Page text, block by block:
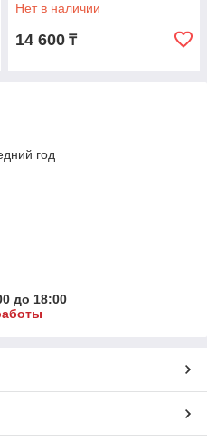
Нет в наличии
14 600 ₸
год
до 18:00